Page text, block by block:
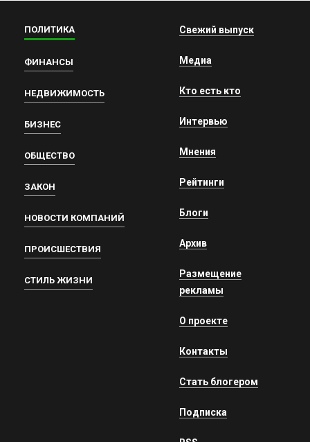
ПОЛИТИКА
ФИНАНСЫ
НЕДВИЖИМОСТЬ
БИЗНЕС
ОБЩЕСТВО
ЗАКОН
НОВОСТИ КОМПАНИЙ
ПРОИСШЕСТВИЯ
СТИЛЬ ЖИЗНИ
Свежий выпуск
Медиа
Кто есть кто
Интервью
Мнения
Рейтинги
Блоги
Архив
Размещение
рекламы
О проекте
Контакты
Стать блогером
Подписка